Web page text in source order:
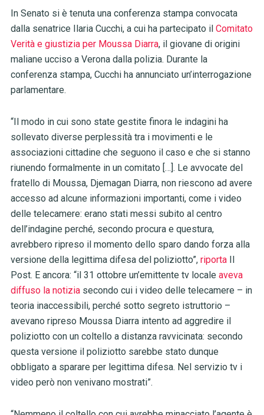
In Senato si è tenuta una conferenza stampa convocata
dalla senatrice Ilaria Cucchi, a cui ha partecipato il Comitato
Verità e giustizia per Moussa Diarra, il giovane di origini
maliane ucciso a Verona dalla polizia. Durante la
conferenza stampa, Cucchi ha annunciato un’interrogazione
parlamentare.
“Il modo in cui sono state gestite finora le indagini ha
sollevato diverse perplessità tra i movimenti e le
associazioni cittadine che seguono il caso e che si stanno
riunendo formalmente in un comitato […]. Le avvocate del
fratello di Moussa, Djemagan Diarra, non riescono ad avere
accesso ad alcune informazioni importanti, come i video
delle telecamere: erano stati messi subito al centro
dell’indagine perché, secondo procura e questura,
avrebbero ripreso il momento dello sparo dando forza alla
versione della legittima difesa del poliziotto”, riportaIl
Post. E ancora: “il 31 ottobre un’emittente tv locale aveva
diffuso la notiziasecondo cui i video delle telecamere – in
teoria inaccessibili, perché sotto segreto istruttorio –
avevano ripreso Moussa Diarra intento ad aggredire il
poliziotto con un coltello a distanza ravvicinata: secondo
questa versione il poliziotto sarebbe stato dunque
obbligato a sparare per legittima difesa. Nel servizio tv i
video però non venivano mostrati”.